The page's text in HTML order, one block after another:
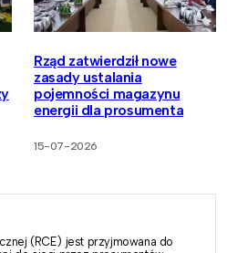
Rząd zatwierdził nowe
zasady ustalania
pojemności magazynu
energii dla prosumenta
15-07-2026
(RCE) jest przyjmowana do